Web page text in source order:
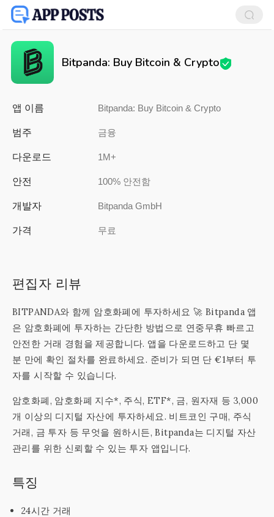
Bitpanda: Buy Bitcoin & Crypto
앱 이름 Bitpanda: Buy Bitcoin & Crypto
범주 금융
다운로드 1M+
안전 100% 안전함
개발자 Bitpanda GmbH
가격 무료
편집자 리뷰
BITPANDA와 함께 암호화폐에 투자하세요 🚀 Bitpanda 앱
은 암호화폐에 투자하는 간단한 방법으로 연중무휴 빠르고
안전한 거래 경험을 제공합니다. 앱을 다운로드하고 단 몇
분 만에 확인 절차를 완료하세요. 준비가 되면 단 €1부터 투
자를 시작할 수 있습니다.
암호화폐, 암호화폐 지수*, 주식, ETF*, 금, 원자재 등 3,000
개 이상의 디지털 자산에 투자하세요. 비트코인 구매, 주식
거래, 금 투자 등 무엇을 원하시든, Bitpanda는 디지털 자산
관리를 위한 신뢰할 수 있는 투자 앱입니다.
특징
24시간 거래